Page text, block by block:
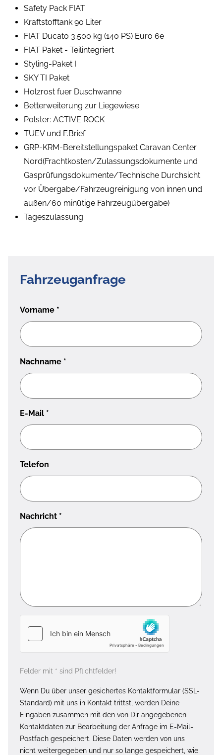
Safety Pack FIAT
Kraftstofftank 90 Liter
FIAT Ducato 3.500 kg (140 PS) Euro 6e
FIAT Paket - Teilintegriert
Styling-Paket I
SKY TI Paket
Holzrost fuer Duschwanne
Betterweiterung zur Liegewiese
Polster: ACTIVE ROCK
TUEV und F.Brief
GRP-KRM-Bereitstellungspaket Caravan Center
Nord(Frachtkosten/Zulassungsdokumente und
Gasprüfungsdokumente/Technische Durchsicht
vor Übergabe/Fahrzeugreinigung von innen und
außen/60 minütige Fahrzeugübergabe)
Tageszulassung
Fahrzeuganfrage
Vorname *
Nachname *
E-Mail *
Telefon
Nachricht *
Felder mit * sind Pflichtfelder!
Wenn Du über unser gesichertes Kontaktformular (SSL-
Standard) mit uns in Kontakt trittst, werden Deine
Eingaben zusammen mit den von Dir angegebenen
Kontaktdaten zur Bearbeitung der Anfrage im E-Mail-
Postfach gespeichert. Diese Daten werden von uns
nicht weitergegeben und nur so lange gespeichert, wie